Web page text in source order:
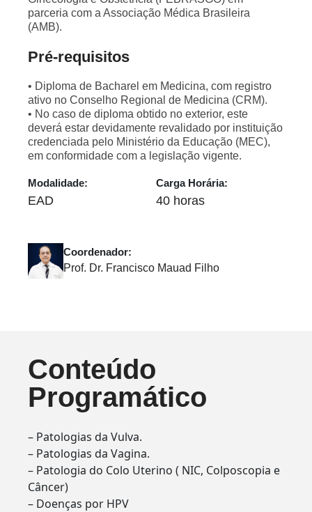
parceria com a Associação Médica Brasileira
(AMB).
Pré-requisitos
• Diploma de Bacharel em Medicina, com registro
ativo no Conselho Regional de Medicina (CRM).
• No caso de diploma obtido no exterior, este
deverá estar devidamente revalidado por instituição
credenciada pelo Ministério da Educação (MEC),
em conformidade com a legislação vigente.
Modalidade:
EAD
Carga Horária:
40 horas
Coordenador:
Prof. Dr. Francisco Mauad Filho
Conteúdo
Programático
– Patologias da Vulva.
– Patologias da Vagina.
– Patologia do Colo Uterino ( NIC, Colposcopia e
Câncer)
– Doenças por HPV